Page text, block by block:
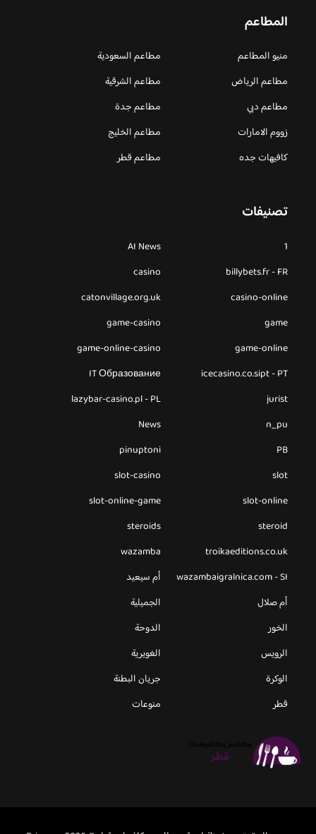
المطاعم
منيو المطاعم
مطاعم السعودية
مطاعم الرياض
مطاعم الشرقية
مطاعم دبي
مطاعم جدة
زووم الامارات
مطاعم الخليج
كافيهات جده
مطاعم قطر
تصنيفات
1
AI News
billybets.fr - FR
casino
casino-online
catonvillage.org.uk
game
game-casino
game-online
game-online-casino
icecasino.co.sipt - PT
IT Образование
jurist
lazybar-casino.pl - PL
n_pu
News
PB
pinuptoni
slot
slot-casino
slot-online
slot-online-game
steroid
steroids
troikaeditions.co.uk
wazamba
wazambaigralnica.com - SI
أم سيعيد
أم صلال
الجميلية
الخور
الدوحة
الرويس
الغويرية
الوكرة
جريان البطنة
قطر
منوعات